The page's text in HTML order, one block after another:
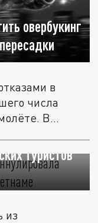
овербукинг
в
числа
В...
туристов
из